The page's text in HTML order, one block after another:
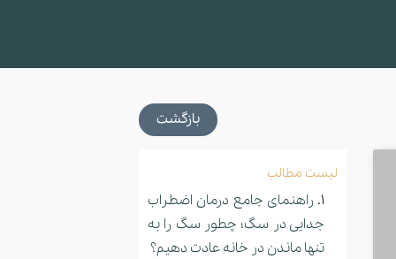
بازگشت
لیست مطالب
راهنمای جامع درمان اضطراب
جدایی در سگ؛ چطور سگ را به
تنها ماندن در خانه عادت دهیم؟